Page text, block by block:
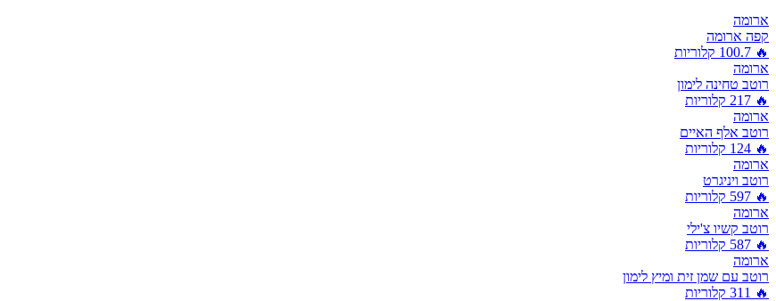
ארומה
קפה ארומה
🔥
100.7 קלוריות
ארומה
רוטב טחינה לימון
🔥
217 קלוריות
ארומה
רוטב אלף האיים
🔥
124 קלוריות
ארומה
רוטב ויניגרט
🔥
597 קלוריות
ארומה
רוטב קשיו צ'ילי
🔥
587 קלוריות
ארומה
רוטב עם שמן זית ומיץ לימון
🔥
311 קלוריות